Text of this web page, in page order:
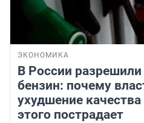
ЭКОНОМИКА
В России
бензин: почему
ухудшение
этого пострадает